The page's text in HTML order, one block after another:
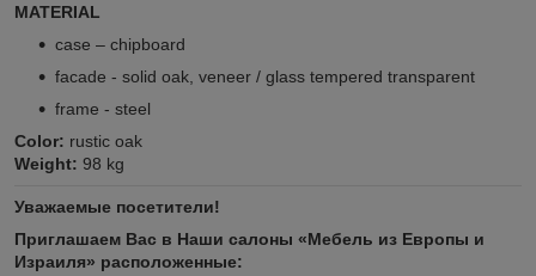
MATERIAL
case – chipboard
facade - solid oak, veneer / glass tempered transparent
frame - steel
Color: rustic oak
Weight: 98 kg
Уважаемые посетители!
Приглашаем Вас в Наши салоны «Мебель из Европы и
Израиля» расположенные: